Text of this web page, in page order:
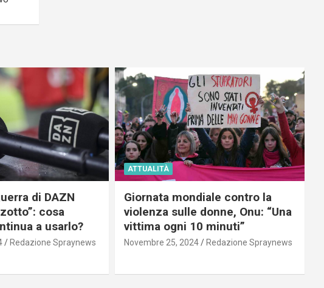
di DAZN
cosa
a usarlo?
Redazione Spraynews
ATTUALITÀ
Giornata mondiale contro la
violenza sulle donne, Onu: “Una
vittima ogni 10 minuti”
Novembre 25, 2024 Redazione Spraynews